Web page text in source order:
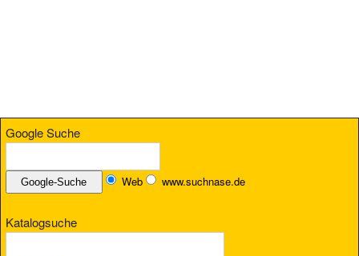
Google Suche
Web www.suchnase.de
Katalogsuche